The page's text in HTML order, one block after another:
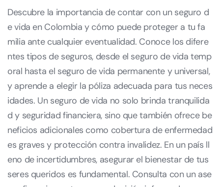
Descubre la importancia de contar con un seguro d
e vida en Colombia y cómo puede proteger a tu fa
milia ante cualquier eventualidad. Conoce los difere
ntes tipos de seguros, desde el seguro de vida temp
oral hasta el seguro de vida permanente y universal,
y aprende a elegir la póliza adecuada para tus neces
idades. Un seguro de vida no solo brinda tranquilida
d y seguridad financiera, sino que también ofrece be
neficios adicionales como cobertura de enfermedad
es graves y protección contra invalidez. En un país ll
eno de incertidumbres, asegurar el bienestar de tus
seres queridos es fundamental. Consulta con un ase